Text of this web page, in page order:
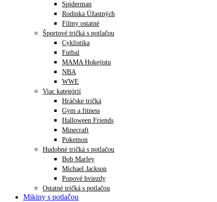
Spiderman
Rodinka Úžastných
Filmy ostatné
Športové tričká s potlačou
Cyklistika
Futbal
MAMA Hokejistu
NBA
WWE
Viac kategórií
Hráčske tričká
Gym a fitness
Halloween Friends
Minecraft
Pokemon
Hudobné tričká s potlačou
Bob Marley
Michael Jackson
Popové hviezdy
Ostatné tričká s potlačou
Mikiny s potlačou